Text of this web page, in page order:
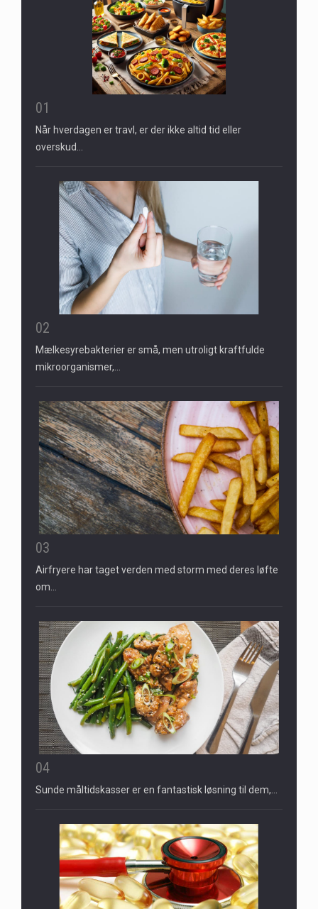
01
Når hverdagen er travl, er der ikke altid tid eller
overskud…
02
Mælkesyrebakterier er små, men utroligt kraftfulde
mikroorganismer,…
03
Airfryere har taget verden med storm med deres løfte
om…
04
Sunde måltidskasser er en fantastisk løsning til dem,…